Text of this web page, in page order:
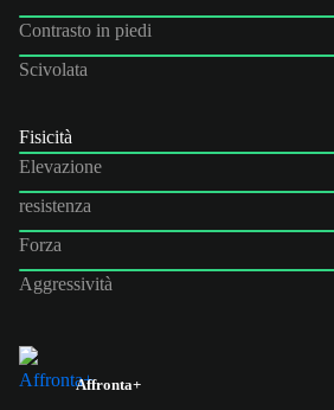
Contrasto in piedi
Scivolata
Fisicità
Elevazione
resistenza
Forza
Aggressività
Affronta+